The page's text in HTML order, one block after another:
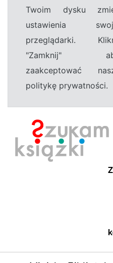
Twoim dysku
ustawienia
przeglądarki.
"Zamknij"
zaakceptować
politykę prywatności.